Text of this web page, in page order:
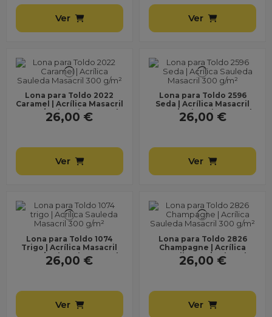
Ver Ver
Lona para Toldo 2022
Caramel | Acrílica Masacril
300 g/m² | Ancho 1,20 m |
Lona sin...
26,00 €
Ver
Lona para Toldo 2596
Seda | Acrílica Masacril
300 g/m² | Ancho 1,20 m |
Lona sin...
26,00 €
Ver
Lona para Toldo 1074
Trigo | Acrílica Masacril
300 g/m² | Ancho 1,20 m |
Lona sin...
26,00 €
Ver
Lona para Toldo 2826
Champagne | Acrílica
Masacril 300 g/m² | Ancho
1,20 m | Lona sin...
26,00 €
Ver